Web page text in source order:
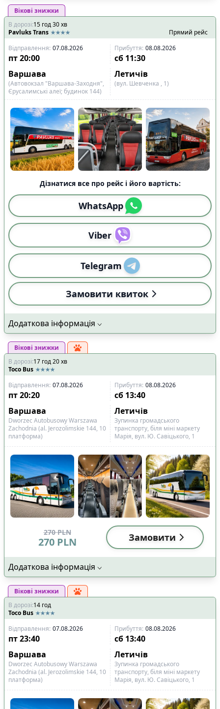
Вікові знижки
В дорозі:15 год30хв
Pavluks Trans
Прямий рейс
Відправлення: 07.08.2026 Прибуття: 08.08.2026
пт20:00 сб 11:30
Варшава
Летичів
(Автовокзал "Варшава-Заходня",
Єрусалимські алеї; будинок 144)
(вул. Шевченка , 1)
Дізнатися все про рейс і його вартість:
WhatsApp
Viber
Telegram
Замовити квиток
Додаткова інформація
Вікові знижки
В дорозі:17 год20хв
Toco Bus
Відправлення: 07.08.2026 Прибуття: 08.08.2026
пт20:20 сб 13:40
Варшава
Летичів
Dworzec Autobusowy Warszawa
Zachodnia (al. Jerozolimskie 144, 10
платформа)
Зупинка громадського
транспорту, біля міні маркету
Марія, вул. Ю. Савіцького, 1
270 PLN
270 PLN Замовити
Додаткова інформація
Вікові знижки
В дорозі:14 год
Toco Bus
Відправлення: 07.08.2026 Прибуття: 08.08.2026
пт23:40 сб 13:40
Варшава
Летичів
Dworzec Autobusowy Warszawa
Zachodnia (al. Jerozolimskie 144, 10
платформа)
Зупинка громадського
транспорту, біля міні маркету
Марія, вул. Ю. Савіцького, 1